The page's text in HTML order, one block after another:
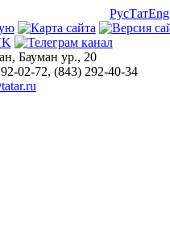
РусТатEng
Бауман ур., 20
02-72, (843) 292-40-34